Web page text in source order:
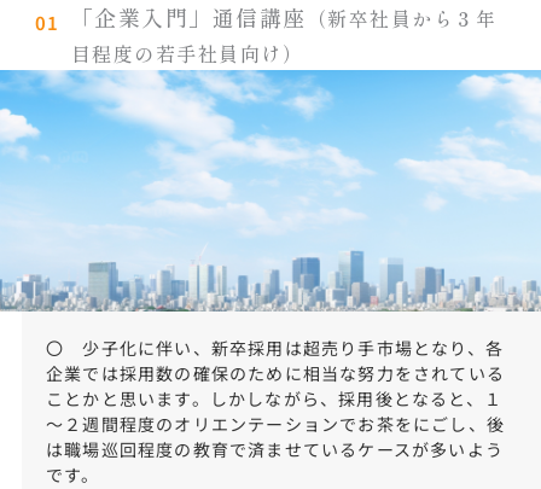
01 「企業入門」通信講座 （新卒社員から３年
目程度の若手社員向け）
〇 少子化に伴い、新卒採用は超売り手市場となり、各
企業では採用数の確保のために相当な努力をされている
ことかと思います。しかしながら、採用後となると、１
～２週間程度のオリエンテーションでお茶をにごし、後
は職場巡回程度の教育で済ませているケースが多いよう
です。